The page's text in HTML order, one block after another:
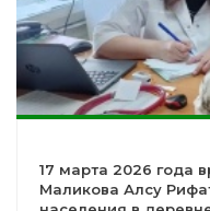
17 марта 2026 года
Маликова Алсу